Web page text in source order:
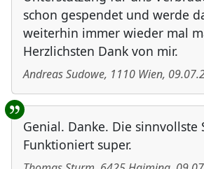
schon gespendet und werde
weiterhin immer wieder mal
Herzlichsten Dank von mir.
Andreas Sudowe, 1110 Wien,
Genial. Danke. Die sinnvollste
Funktioniert super.